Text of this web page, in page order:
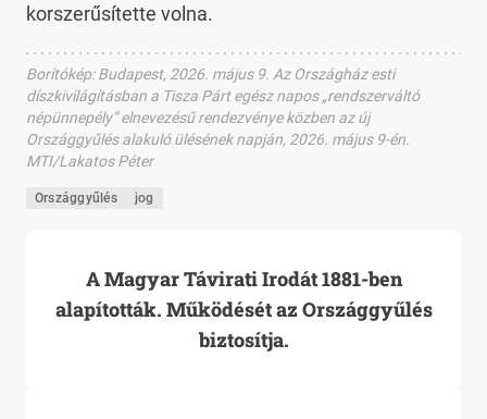
korszerűsítette volna.
Borítókép:Budapest, 2026. május 9. Az Országház esti
díszkivilágításban a Tisza Párt egész napos „rendszerváltó
népünnepély” elnevezésű rendezvénye közben az új
Országgyűlés alakuló ülésének napján, 2026. május 9-én.
MTI/Lakatos Péter
Országgyűlés jog
A Magyar Távirati Irodát 1881-ben
alapították. Működését az Országgyűlés
biztosítja.